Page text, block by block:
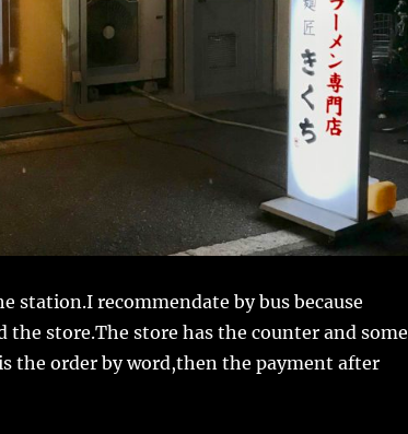
station.I recommendate by bus because
the store.The store has the counter and some
the order by word,then the payment after